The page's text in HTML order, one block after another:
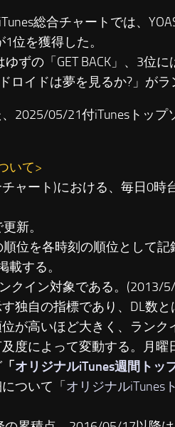
総合チャートでは、
1位を獲得した。
ゆずの「GET BACK」、3位
ドロイドは夢を見るか?」がラ
2025/05/21付iTunesトップ
いて>
チャート)における、毎日0時
新。
位を各時刻の順位として記
載する。
ンクイン対象である。(2013/
独自の指標であり、DL数
が高いほど大きく、ランク
度によって変動する。月曜
「 オリジナルiTunes週間トッ
ついて「 オリジナルiTunes